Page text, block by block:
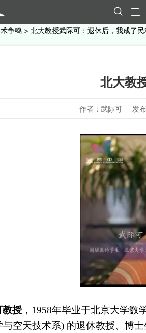


争鸣 > 北大教授武际可：退休后，我成了民
北大教
作者：武际可 发
教授 ， 1958年毕业于北京大学数
与空天技术系) 的退休教授、博